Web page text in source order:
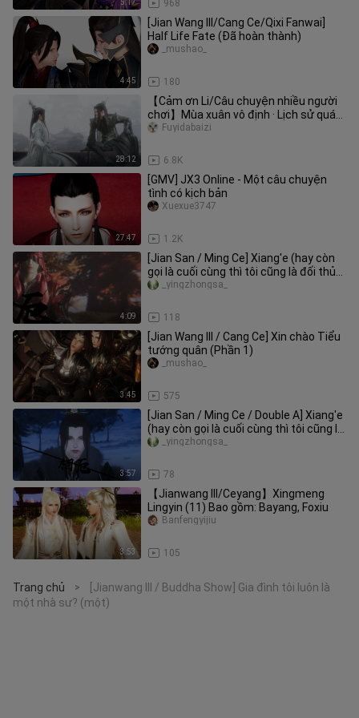
5:17 968
4:45
[Jian Wang III/Cang Ce/Qixi Fanwai]
Half Life Fate (Đã hoàn thành)
180
_mushao_
28:12
【Cảm ơn Li/Câu chuyện nhiều người
chơi】Mùa xuân vô định · Lịch sử quá
khứ
6.8K
Fuyidabaizi
27:47
[GMV] JX3 Online - Một câu chuyện
tình có kịch bản
1.2K
Xuexue3747
4:09
[Jian San / Ming Ce] Xiang'e (hay còn
gọi là cuối cùng thì tôi cũng là đối thủ
của tôi) Tập 6 (Phần
118
_yingzhongsa_
3:45
[Jian Wang III / Cang Ce] Xin chào Tiểu
tướng quân (Phần 1)
575
_mushao_
3:57
[Jian San / Ming Ce / Double A] Xiang'e
(hay còn gọi là cuối cùng thì tôi cũng là
đối thủ của tôi) t
78
_yingzhongsa_
3:53
【Jianwang III/Ceyang】Xingmeng
Lingyin (11) Bao gồm: Bayang, Foxiu
105
Banfengyijiu
Trang chủ >
[Jianwang III / Buddha Show] Gia đình tôi luôn là
một nhà sư? (một)